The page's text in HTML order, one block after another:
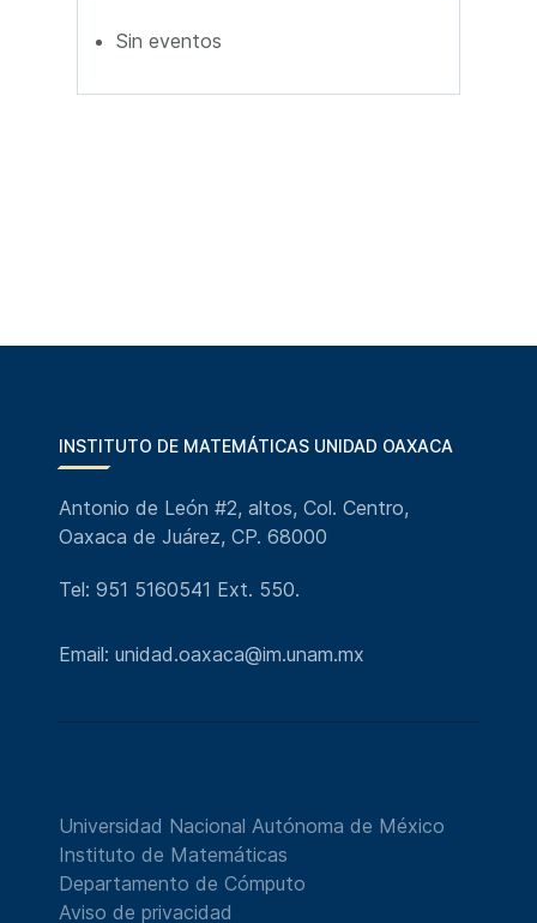
Sin eventos
INSTITUTO DE MATEMÁTICAS UNIDAD OAXACA
Antonio de León #2, altos, Col. Centro,
Oaxaca de Juárez, CP. 68000
Tel: 951 5160541 Ext. 550.
Email: unidad.oaxaca@im.unam.mx
Universidad Nacional Autónoma de México
Instituto de Matemáticas
Departamento de Cómputo
Aviso de privacidad